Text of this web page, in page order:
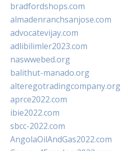
bradfordshops.com
almadenranchsanjose.com
advocatevijay.com
adlibilimler2023.com
naswwebed.org
balithut-manado.org
alteregotradingcompany.org
aprce2022.com
ibie2022.com
sbcc-2022.com
AngolaOilAndGas2022.com